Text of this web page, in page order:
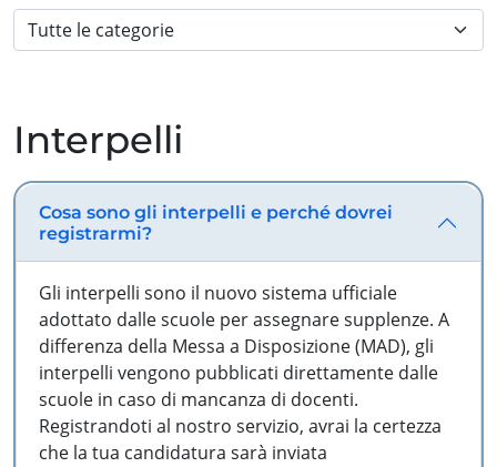
Interpelli
Cosa sono gli interpelli e perché dovrei
registrarmi?
Gli interpelli sono il nuovo sistema ufficiale
adottato dalle scuole per assegnare supplenze. A
differenza della Messa a Disposizione (MAD), gli
interpelli vengono pubblicati direttamente dalle
scuole in caso di mancanza di docenti.
Registrandoti al nostro servizio, avrai la certezza
che la tua candidatura sarà inviata